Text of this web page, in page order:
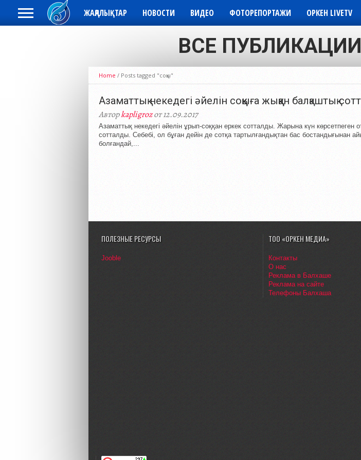
ЖАҢАЛЫҚТАР НОВОСТИ ВИДЕО ФОТОРЕПОРТАЖИ ОРКЕН LIVETV
ВСЕ ПУБЛИКАЦИИ
Home / Posts tagged "соққы"
Азаматтық некедегі әйелін соққыға жыққан балқаштық
Авторkapligrozот 12.09.2017
Азаматтық некедегі әйелін ұрып-соққан еркек сотталды. Жарына күн көрсетпеген
сотталды. Себебі, ол бұған дейін де сотқа тартылғандықтан бас бостандығынан
болғандай,...
ПОЛЕЗНЫЕ РЕСУРСЫ
Jooble
ТОО «ОРКЕН МЕДИА»
Контакты
О нас
Реклама в Балхаше
Реклама на сайте
Телефоны Балхаша